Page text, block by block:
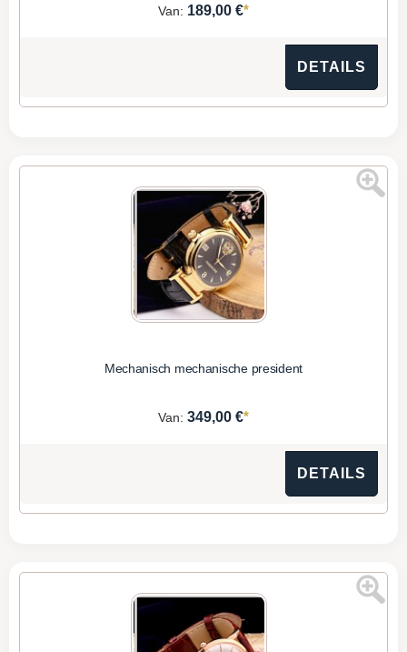
Van: 189,00 €*
DETAILS
Mechanisch mechanische president
Van: 349,00 €*
DETAILS